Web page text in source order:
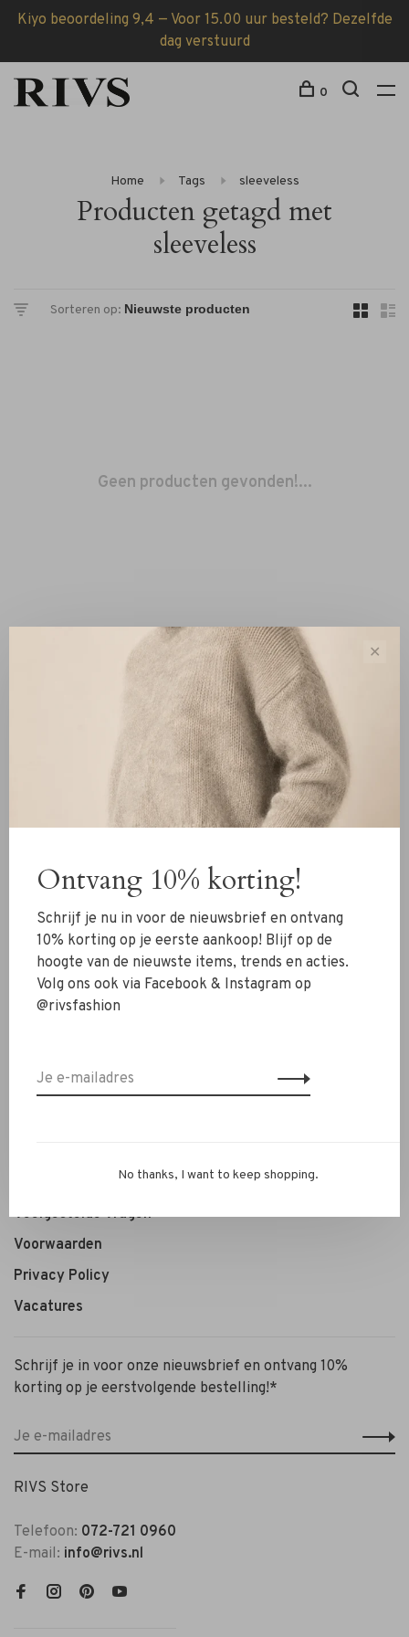
Kiyo beoordeling 9,4 — Voor 15.00 uur besteld? Dezelfde
dag verstuurd
0
Home Tags sleeveless
Producten getagd met
sleeveless
Sorteren op:
Geen producten gevonden!...
Toon 1 - 0 van 0
Schoenen
Sieraden
Accessoires
SALE
Contact
Personal Styling / Private Shopping
Veelgestelde vragen
Voorwaarden
Privacy Policy
Vacatures
Schrijf je in voor onze nieuwsbrief en ontvang 10%
korting op je eerstvolgende bestelling!*
RIVS Store
Telefoon: 072-721 0960
E-mail: info@rivs.nl
✕
Ontvang 10% korting!
Schrijf je nu in voor de nieuwsbrief en ontvang
10% korting op je eerste aankoop! Blijf op de
hoogte van de nieuwste items, trends en acties.
Volg ons ook via Facebook & Instagram op
@rivsfashion
No thanks, I want to keep shopping.